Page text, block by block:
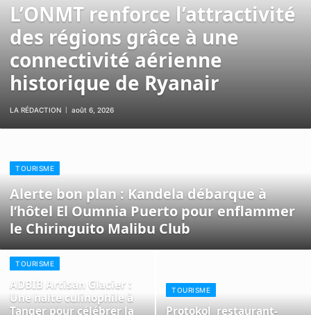
L’ONMT renforce l’attractivité
des régions grâce à une
connectivité aérienne
historique de Ryanair
LA RÉDACTION août 6, 2026
TOURISME
Alerte bon plan : Kandela débarque à
l’hôtel El Oumnia Puerto pour enflammer
le Chiringuito Malibu Club
TOURISME
ADBIB Artisan Glacier :
Une halte culinophile à
Tanger pour célébrer la
TOURISME
Protokol restaurant-